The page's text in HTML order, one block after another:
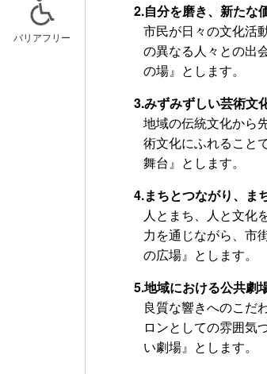
バリアフリー
2.自分を磨き、新たな
市民が日々の文化活
の異なる人々との出
の場』とします。
3.みずみずしい芸術文
地域の伝統文化から
術文化にふれること
舞台』とします。
4.まちとつながり、ま
人とまち、人と文化
力を通じながら、市
の広場』とします。
5.地域における公共劇
良質な響きへのこだ
ロンとしての雰囲気
い劇場』とします。